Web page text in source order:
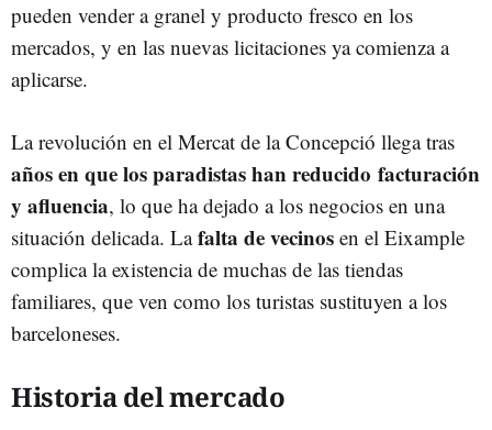
pueden vender a granel y producto fresco en los
mercados, y en las nuevas licitaciones ya comienza a
aplicarse.
La revolución en el Mercat de la Concepció llega tras
años en que los paradistas han reducido facturación
y afluencia, lo que ha dejado a los negocios en una
situación delicada. Lafalta de vecinos en el Eixample
complica la existencia de muchas de las tiendas
familiares, que ven como los turistas sustituyen a los
barceloneses.
Historia del mercado